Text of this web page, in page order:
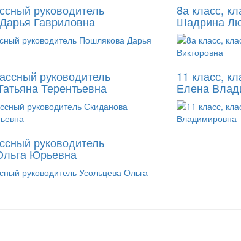
руководитель
Гавриловна
8а класс,
Шадрина
руководитель
Терентьевна
11 класс,
Елена
руководитель
Юрьевна